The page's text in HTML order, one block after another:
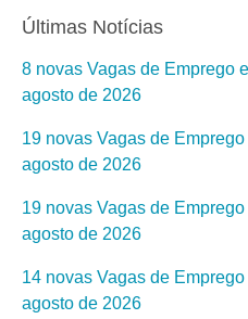
Últimas Notícias
8 novas Vagas de Emprego
agosto de 2026
19 novas Vagas de
agosto de 2026
19 novas Vagas de
agosto de 2026
14 novas Vagas de
agosto de 2026